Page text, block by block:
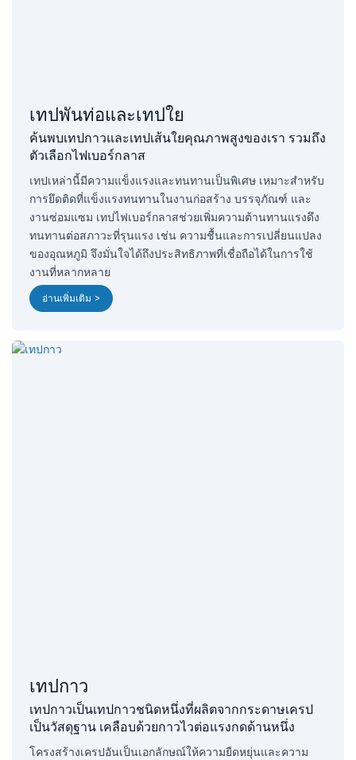
เทปพันท่อและเทปใย
ค้นพบเทปกาวและเทปเส้นใยคุณภาพสูงของเรา รวมถึง
ตัวเลือกไฟเบอร์กลาส
เทปเหล่านี้มีความแข็งแรงและทนทานเป็นพิเศษ เหมาะสำหรับ
การยึดติดที่แข็งแรงทนทานในงานก่อสร้าง บรรจุภัณฑ์ และ
งานซ่อมแซม เทปไฟเบอร์กลาสช่วยเพิ่มความต้านทานแรงดึง
ทนทานต่อสภาวะที่รุนแรง เช่น ความชื้นและการเปลี่ยนแปลง
ของอุณหภูมิ จึงมั่นใจได้ถึงประสิทธิภาพที่เชื่อถือได้ในการใช้
งานที่หลากหลาย
อ่านเพิ่มเติม >
เทปกาว
เทปกาวเป็นเทปกาวชนิดหนึ่งที่ผลิตจากกระดาษเครป
เป็นวัสดุฐาน เคลือบด้วยกาวไวต่อแรงกดด้านหนึ่ง
โครงสร้างเครปอันเป็นเอกลักษณ์ให้ความยืดหยุ่นและความ